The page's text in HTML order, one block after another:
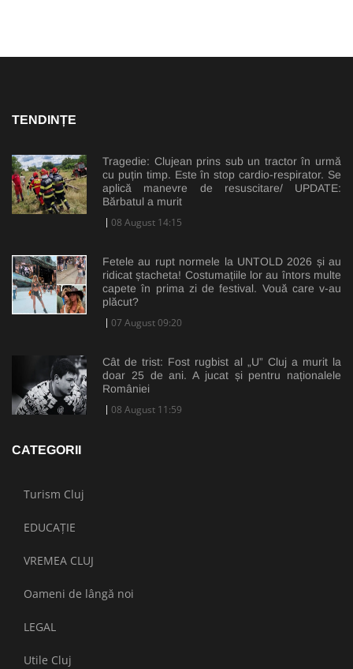
TENDINȚE
Tragedie: Clujean prins sub un tractor în urmă
cu puțin timp. Este în stop cardio-respirator. Se
aplică manevre de resuscitare/ UPDATE:
Bărbatul a murit
08 August 14:15
Fetele au rupt normele la UNTOLD 2026 și au
ridicat ștacheta! Costumațiile lor au întors multe
capete în prima zi de festival. Vouă care v-au
plăcut?
07 August 09:20
Cât de trist: Fost rugbist al „U” Cluj a murit la
doar 25 de ani. A jucat și pentru naționalele
României
08 August 11:59
CATEGORII
Turism Cluj
EDUCAȚIE
VREMEA CLUJ
Oameni de lângă noi
LEGAL
Utile Cluj